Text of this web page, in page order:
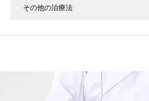
その他の治療法